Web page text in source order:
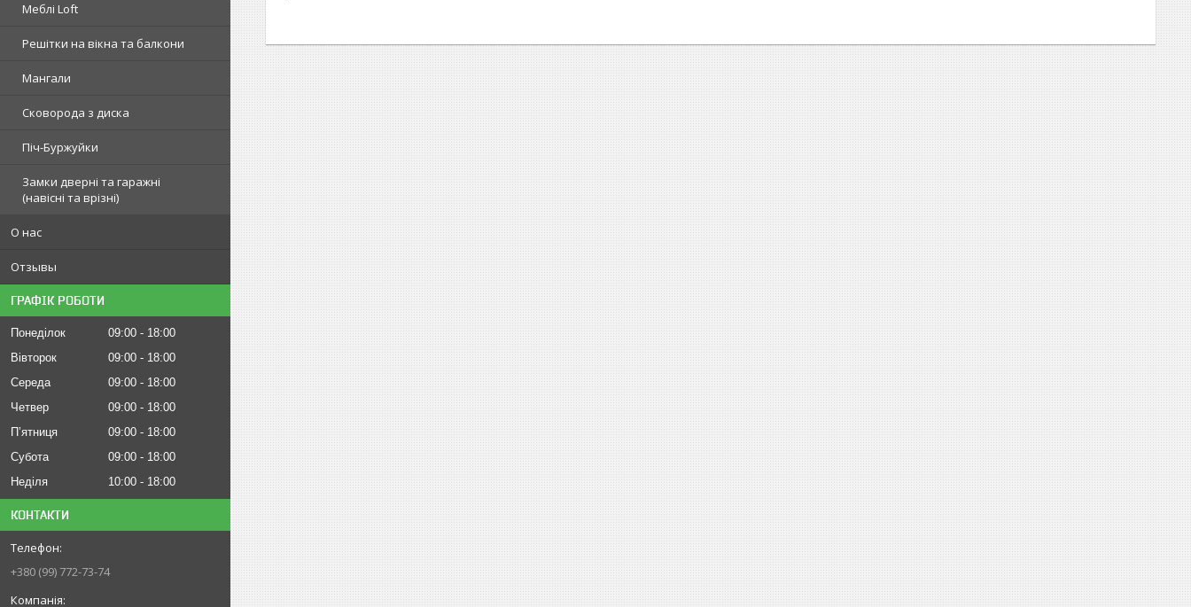
Меблі Loft
Решітки на вікна та балкони
Мангали
Сковорода з диска
Піч-Буржуйки
Замки дверні та гаражні
(навісні та врізні)
О нас
Отзывы
ГРАФІК РОБОТИ
Понеділок 09:00
18:00
Вівторок
09:00
18:00
Середа
09:00
18:00
Четвер
09:00
18:00
Пʼятниця
09:00
18:00
Субота
09:00
18:00
Неділя
10:00 18:00
КОНТАКТИ
+380 (99) 772-73-74